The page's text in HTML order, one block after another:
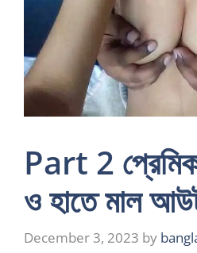
Part 2
ও হাতে মাল
December 3, 2023 by